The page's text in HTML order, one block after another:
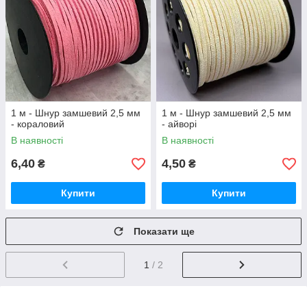
1 м - Шнур замшевий 2,5 мм
- кораловий
В наявності
6,40 ₴
Купити
1 м - Шнур замшевий 2,5 мм
- айворі
В наявності
4,50 ₴
Купити
Показати ще
1 / 2